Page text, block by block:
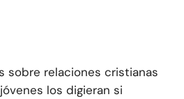
sobre relaciones cristianas
los digieran si